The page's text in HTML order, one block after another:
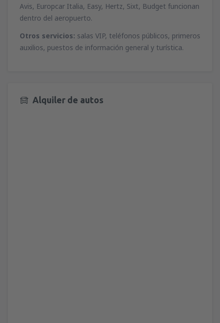
Avis, Europcar Italia, Easy, Hertz, Sixt, Budget funcionan
dentro del aeropuerto.
Otros servicios: salas VIP, teléfonos públicos, primeros
auxilios, puestos de información general y turística.
Alquiler de autos